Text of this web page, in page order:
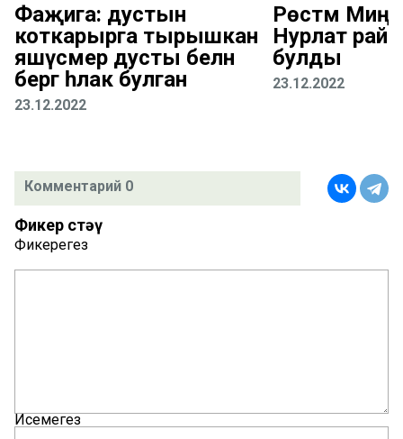
Фаҗига: дустын
коткарырга тырышкан
яшүсмер дусты белән
бергә һәлак булган
23.12.2022
Рөстәм
Нурлат
булды
23.12.2022
Комментарий 0
Фикер өстәү
Фикерегез
Исемегез